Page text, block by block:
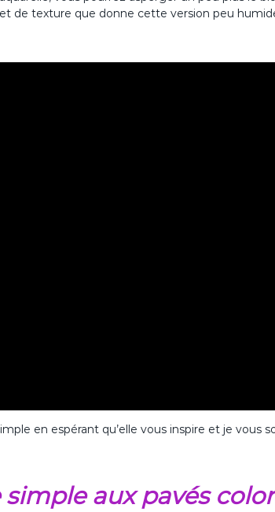
de texture que donne cette version peu
en espérant qu’elle vous inspire et je vous
aux pavés